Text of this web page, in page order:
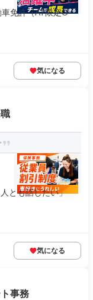
免許（AT限定O
気になる
とも話したい」
気になる
事務